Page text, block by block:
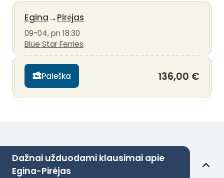
Egina→Pirėjas
09-04, pn 18:30
Blue Star Ferries
Paieška 136,00 €
Dažnai užduodami klausimai apie
Egina-Pirėjas